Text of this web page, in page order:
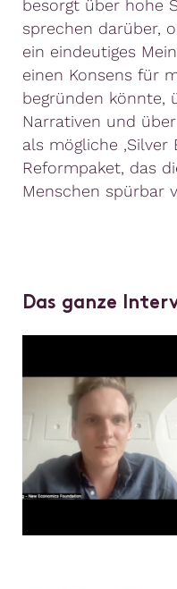
besorgt über hohe
sprechen darüber,
ein eindeutiges
einen Konsens für
begründen könnte,
Narrativen und
als mögliche ‚Silver
Reformpaket, das
Menschen spürbar
Das ganze